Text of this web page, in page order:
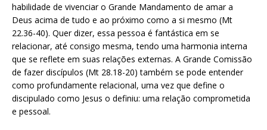
habilidade de vivenciar o Grande Mandamento de amar a
Deus acima de tudo e ao próximo como a si mesmo (Mt
22.36-40). Quer dizer, essa pessoa é fantástica em se
relacionar, até consigo mesma, tendo uma harmonia interna
que se reflete em suas relações externas. A Grande Comissão
de fazer discípulos (Mt 28.18-20) também se pode entender
como profundamente relacional, uma vez que define o
discipulado como Jesus o definiu: uma relação comprometida
e pessoal.